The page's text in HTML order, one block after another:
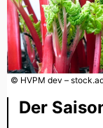
© HVPM dev –
Der